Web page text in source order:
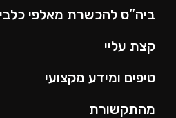
ביה”ס להכשרת מאלפי כלבים
קצת עליי
טיפים ומידע מקצועי
מהתקשורת